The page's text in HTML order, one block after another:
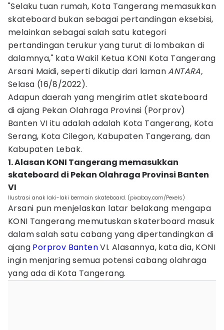
"Selaku tuan rumah, Kota Tangerang memasukkan
skateboard bukan sebagai pertandingan eksebisi,
melainkan sebagai salah satu kategori
pertandingan terukur yang turut di lombakan di
dalamnya," kata Wakil Ketua KONI Kota Tangerang
Arsani Maidi, seperti dikutip dari lamanANTARA,
Selasa (16/8/2022).
Adapun daerah yang mengirim atlet skateboard
di ajang Pekan Olahraga Provinsi (Porprov)
Banten VI itu adalah adalah Kota Tangerang, Kota
Serang, Kota Cilegon, Kabupaten Tangerang, dan
Kabupaten Lebak.
1. Alasan KONI Tangerang memasukkan
skateboard di Pekan Olahraga Provinsi Banten
VI
Ilustrasi anak laki-laki bermain skateboard. (pixabay.com/Pexels)
Arsani pun menjelaskan latar belakang mengapa
KONI Tangerang memutuskan skaterboard masuk
dalam salah satu cabang yang dipertandingkan di
ajang Porprov BantenVI. Alasannya, kata dia, KONI
ingin menjaring semua potensi cabang olahraga
yang ada di Kota Tangerang.